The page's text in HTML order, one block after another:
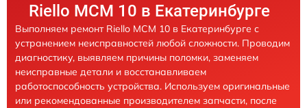
Riello MCM 10 в Екатеринбурге
Выполняем ремонт Riello MCM 10 в Екатеринбурге с
устранением неисправностей любой сложности. Проводим
диагностику, выявляем причины поломки, заменяем
неисправные детали и восстанавливаем
работоспособность устройства. Используем оригинальные
или рекомендованные производителем запчасти, после